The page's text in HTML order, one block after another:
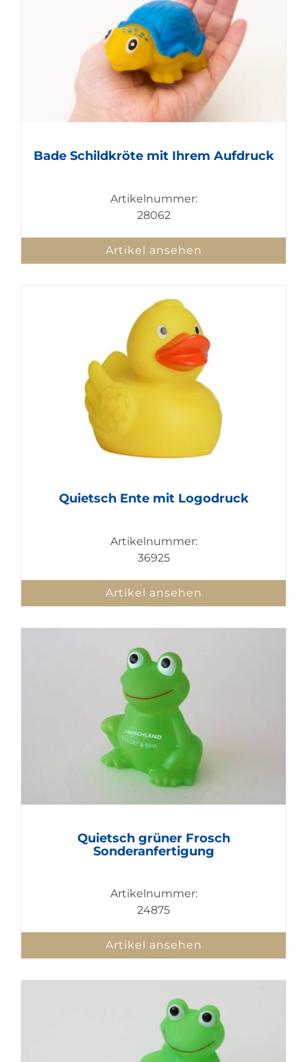
Bade Schildkröte mit Ihrem Aufdruck
Artikelnummer:
28062
Artikel ansehen
Quietsch Ente mit Logodruck
Artikelnummer:
36925
Artikel ansehen
Quietsch grüner Frosch
Sonderanfertigung
Artikelnummer:
24875
Artikel ansehen